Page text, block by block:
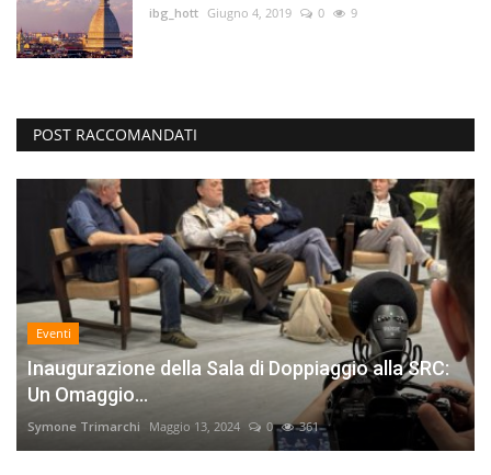
ibg_hott Giugno 4, 2019 0 9
POST RACCOMANDATI
Eventi
Inaugurazione della Sala di Doppiaggio alla SRC:
Un Omaggio...
Symone Trimarchi Maggio 13, 2024 0 361